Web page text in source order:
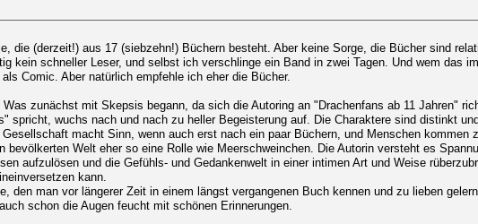
die (derzeit!) aus 17 (siebzehn!) Büchern besteht. Aber keine Sorge, die Bücher sind
kein schneller Leser, und selbst ich verschlinge ein Band in zwei Tagen. Und wem das
Comic. Aber natürlich empfehle ich eher die Bücher.
zunächst mit Skepsis begann, da sich die Autoring an "Drachenfans ab 11 Jahren"
spricht, wuchs nach und nach zu heller Begeisterung auf. Die Charaktere sind distinkt
macht Sinn, wenn auch erst nach ein paar Büchern, und Menschen kommen
bevölkerten Welt eher so eine Rolle wie Meerschweinchen. Die Autorin versteht es
aufzulösen und die Gefühls- und Gedankenwelt in einer intimen Art und Weise
kann.
den man vor längerer Zeit in einem längst vergangenen Buch kennen und zu lieben
schon die Augen feucht mit schönen Erinnerungen.